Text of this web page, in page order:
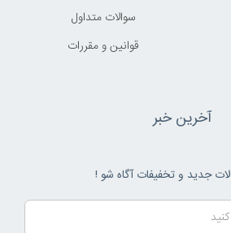
سوالات متداول
قوانين و مقررات
آخرین خبر
جدید و تخفیفات آگاه شو !